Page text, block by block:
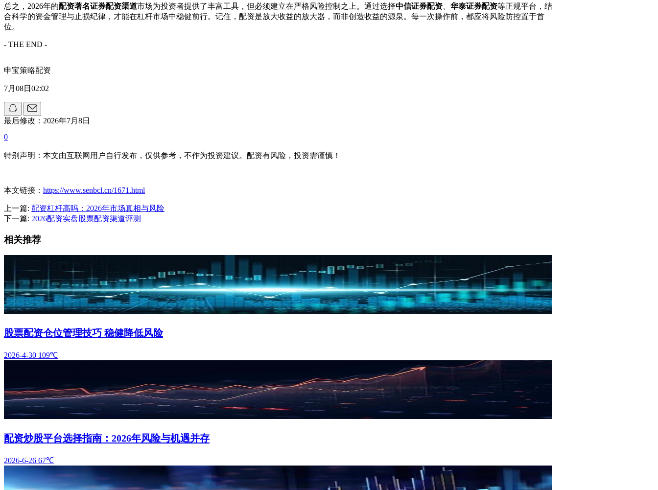
总之，2026年的配资著名证券配资渠道市场为投资者提供了丰富工具，但必须建立在严格风险控制之上。通过选择中信证券配资 华泰证券配资等正规平台，结
合科学的资金管理与止损纪律，才能在杠杆市场中稳健前行。记住，配资是放大收益的放大器，而非创造收益的源泉。每一次操作前，都应将风险防控置于首
位。
- THE END -
申宝策略配资
7月08日02:02
最后修改：2026年7月8日
0
特别声明：本文由互联网用户自行发布，仅供参考，不作为投资建议。配资有风险，投资需谨慎！
本文链接： https://www.senbcl.cn/1671.html
上一篇: 配资杠杆高吗：2026年市场真相与风险
下一篇: 2026配资实盘股票配资渠道评测
相关推荐
股票配资仓位管理技巧 稳健降低风险
2026-4-30 109℃
配资炒股平台选择指南：2026年风险与机遇并存
2026-6-26 67℃